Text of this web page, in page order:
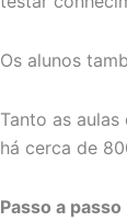
Os alunos
Tanto as
há cerca de
Passo a passo